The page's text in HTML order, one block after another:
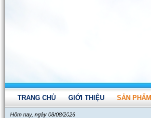
TRANG CHỦ GIỚI THIỆU SẢN PHẨM
Hôm nay, ngày 08/08/2026